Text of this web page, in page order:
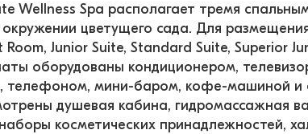
Wellness Spa располагает тремя
цветущего сада. Для
Room, Junior Suite, Standard Suite, Superior
оборудованы кондиционером,
телефоном, мини-баром, кофе-машиной
душевая кабина, гидромассажная
косметических принадлежностей,